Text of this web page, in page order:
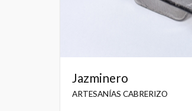
Jazminero
ARTESANÍAS CABRERIZO